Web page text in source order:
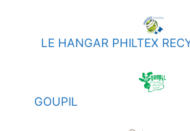
LE HANGAR PHILTEX
GOUPIL